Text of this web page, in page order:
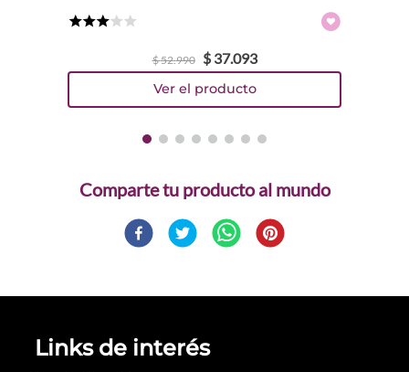
$52.990 $ 37.093
Comparte
Links de interés